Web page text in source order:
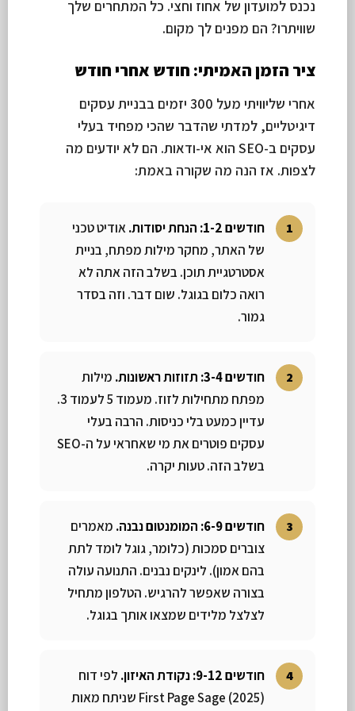
נכנס למועדון של אחוז וחצי. כל המתחרים שלך
שוויתרו? הם מפנים לך מקום.
ציר הזמן האמיתי: חודש אחרי חודש
אחרי שליוויתי מעל 300 יזמים בבניית עסקים
דיגיטליים, למדתי שהדבר שהכי מפחיד בעלי
עסקים ב-SEO הוא אי-ודאות. הם לא יודעים מה
לצפות. אז הנה מה שקורה באמת:
חודשים 1-2: הנחת יסודות.
אודיט טכני
של האתר, מחקר מילות מפתח, בניית
אסטרטגיית תוכן. בשלב הזה אתה לא
רואה כלום בגוגל. שום דבר. וזה בסדר
גמור.
חודשים 3-4: תזוזות ראשונות.
מילות
מפתח מתחילות לזוז. מעמוד 5 לעמוד 3.
עדיין כמעט בלי כניסות. הרבה בעלי
עסקים פוטרים את מי שאחראי על ה-SEO
בשלב הזה. טעות יקרה.
חודשים 6-9: המומנטום נבנה.
מאמרים
צוברים סמכות (כלומר, גוגל לומד לתת
בהם אמון). לינקים נבנים. התנועה עולה
בצורה שאפשר להרגיש. הטלפון מתחיל
לצלצל מלידים שמצאו אותך בגוגל.
חודשים 9-12: נקודת האיזון.
לפי דוח
First Page Sage (2025) שניתח מאות